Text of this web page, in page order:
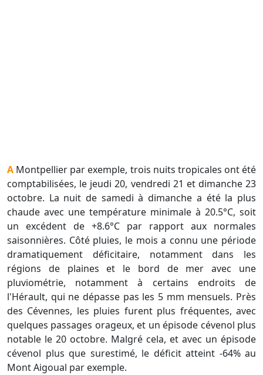
A Montpellier par exemple, trois nuits tropicales ont été
comptabilisées, le jeudi 20, vendredi 21 et dimanche 23
octobre. La nuit de samedi à dimanche a été la plus
chaude avec une température minimale à 20.5°C, soit
un excédent de +8.6°C par rapport aux normales
saisonnières. Côté pluies, le mois a connu une période
dramatiquement déficitaire, notamment dans les
régions de plaines et le bord de mer avec une
pluviométrie, notamment à certains endroits de
l'Hérault, qui ne dépasse pas les 5 mm mensuels. Près
des Cévennes, les pluies furent plus fréquentes, avec
quelques passages orageux, et un épisode cévenol plus
notable le 20 octobre. Malgré cela, et avec un épisode
cévenol plus que surestimé, le déficit atteint -64% au
Mont Aigoual par exemple.